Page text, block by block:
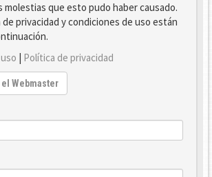
molestias que esto pudo haber causado.
privacidad y condiciones de uso están
| Política de privacidad
Webmaster